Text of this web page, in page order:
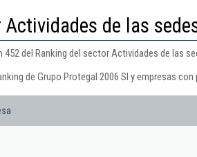
Actividades de las
del Ranking del sector Actividades de las
de Grupo Protegal 2006 Sl y empresas